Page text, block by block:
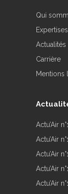
Qui
Expertises
Actualités
Carrière
Mentions
Actu’Air
Actu’Air
Actu’Air
Actu’Air
Actu’Air